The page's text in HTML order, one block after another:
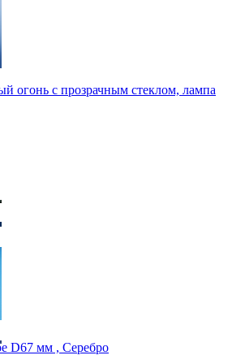
огонь с прозрачным стеклом, лампа
D67 мм , Серебро